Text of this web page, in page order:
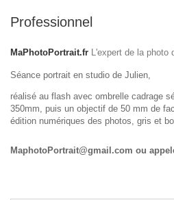
Professionnel
MaPhotoPortrait.fr L'expert de la photo
Séance portrait en studio de Julien,
réalisé au flash avec ombrelle cadrage
350mm, puis un objectif de 50 mm de
édition numériques des photos, gris et
MaphotoPortrait@gmail.com ou a